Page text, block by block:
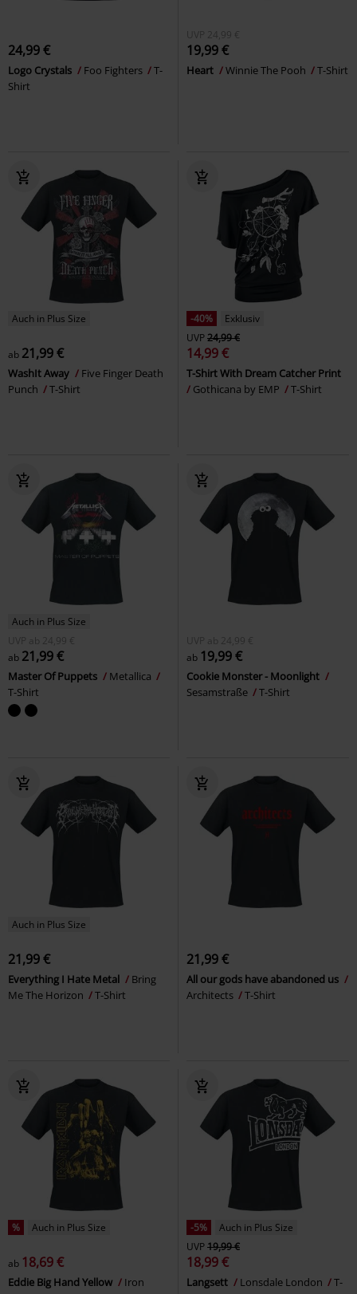
24,99 €
Logo Crystals Foo Fighters
T-
Shirt
UVP 24,99 €
19,99 €
Heart Winnie The Pooh T-Shirt
Auch in Plus Size
ab 21,99 €
WashIt Away
Five Finger Death
Punch
T-Shirt
-40%
Exklusiv
UVP24,99 €
14,99 €
T-Shirt With Dream Catcher Print
Gothicana by EMP
T-Shirt
Auch in Plus Size
UVP
ab 24,99 €
ab 21,99 €
Master Of Puppets
Metallica
T-Shirt
UVP ab 24,99 €
ab 19,99 €
Cookie Monster - Moonlight
Sesamstraße
T-Shirt
Auch in Plus Size
21,99 €
Everything I Hate Metal
Bring
Me The Horizon
T-Shirt
21,99 €
All our gods have abandoned us
Architects
T-Shirt
% Auch in Plus Size
ab 18,69 €
Eddie Big Hand Yellow
Iron
-5%
Auch in Plus Size
UVP19,99 €
18,99 €
Langsett Lonsdale London
T-